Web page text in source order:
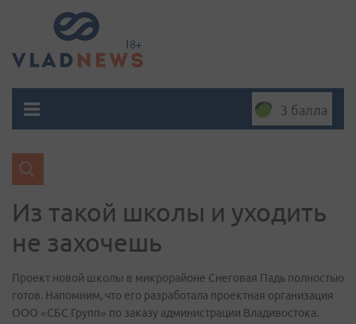
3 балла
Из такой школы и уходить
не захочешь
Проект новой школы в микрорайоне Снеговая Падь полностью
готов. Напомним, что его разработала проектная организация
ООО «СБС Групп» по заказу администрации Владивостока.